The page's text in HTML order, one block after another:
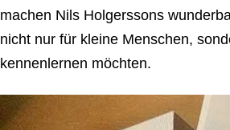
machen Nils Holgerssons
nicht nur für kleine Menschen,
kennenlernen möchten.